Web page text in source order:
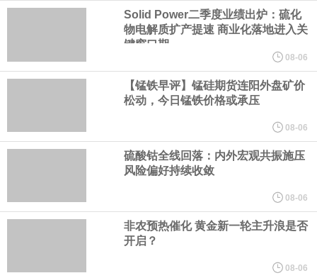
36.14 亿元，已发行股份总数为 3,614,443,347 股，本月均无增
本田：熊本摩托车工厂已于周三恢复部分生产运营。
8月5日，华为WATCH GT 7系列正式发布，搭载高硅叠片异形电
池，配备64GB内存，首发室内滑雪、腕上转弯检测、G-Force滑雪
英国7月服务业PMI终值 52.1，预期51.8，前值51.8。
福田汽车公告，2026年7月汽车产品产量47934辆，去年同期40313
Solid Power二季度业绩出炉：硫化
物电解质扩产提速 商业化落地进入关
键窗口期
08-06
【锰铁早评】锰硅期货连阳外盘矿价
松动，今日锰铁价格或承压
08-06
硫酸钴全线回落：内外宏观共振施压
风险偏好持续收敛
08-06
非农预热催化 黄金新一轮主升浪是否
开启？
08-06